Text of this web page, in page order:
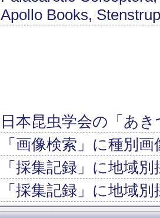
Apollo Books,
日本昆虫学会の「あ
「画像検索」に種別
「採集記録」に地域
「採集記録」に地域